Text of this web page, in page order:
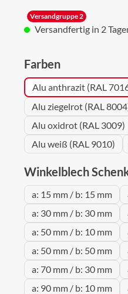
Versandgruppe 2
Versandfertig in 2
Farbenauswählen
Alu anthrazit (RAL
Alu ziegelrot (RAL
Alu oxidrot (RAL 3009)
Alu weiß (RAL 9010)
Winkelblech
a: 15 mm / b: 15 mm
a: 30 mm / b: 30 mm
a: 50 mm / b: 10 mm
a: 50 mm / b: 50 mm
a: 70 mm / b: 30 mm
a: 90 mm / b: 10 mm